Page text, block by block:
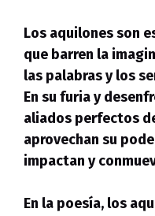
Los aquilonesson
que barren la
las palabras y los
En su furia y
aliados perfectos
aprovechan su
impactan y
En la poesía, los